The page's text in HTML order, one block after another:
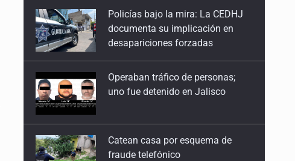
Policías bajo la mira: La CEDHJ
documenta su implicación en
desapariciones forzadas
Operaban tráfico de personas;
uno fue detenido en Jalisco
Catean casa por esquema de
fraude telefónico